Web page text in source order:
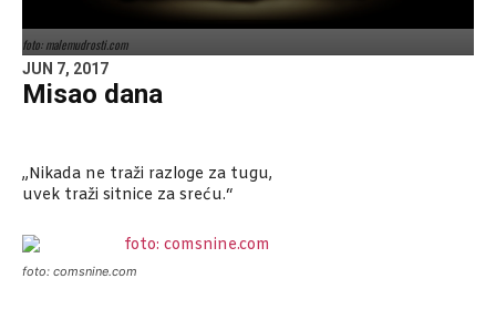
foto: malemudrosti.com
JUN 7, 2017
Misao dana
„Nikada ne traži razloge za tugu,
uvek traži sitnice za sreću.“
foto: comsnine.com